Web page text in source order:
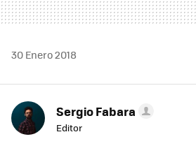
30 Enero 2018
Sergio Fabara
Editor